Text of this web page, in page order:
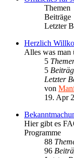
Themen
Beiträge
Letzter
Herzlich
Alles was man
5
5
Letzter
von
19. Apr
Hier gibt es
Programme
88
96